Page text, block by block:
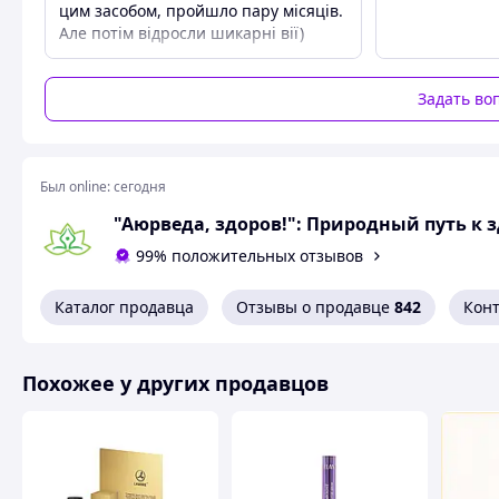
Способ применения
Наносить 1 раз в день вечером на чистую кожу
Только для наружного применения. Не закапывать в
Средство предназначено для косметического
цим засобом, пройшло пару місяців.
Але потім відросли шикарні вії)
Задать
Был online:сегодня
"Аюрведа, здоров!": Природный путь к
99% положительных отзывов
Каталог продавца Отзывы о продавце 842
Похожее у других продавцов